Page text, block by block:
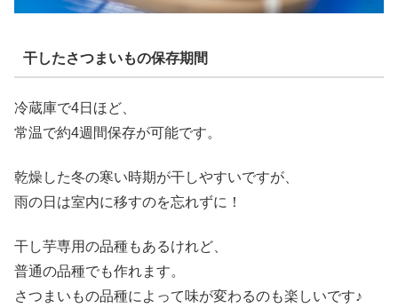
干したさつまいもの保存期間
冷蔵庫で4日ほど、
常温で約4週間保存が可能です。
乾燥した冬の寒い時期が干しやすいですが、
雨の日は室内に移すのを忘れずに！
干し芋専用の品種もあるけれど、
普通の品種でも作れます。
さつまいもの品種によって味が変わるのも楽しいです♪